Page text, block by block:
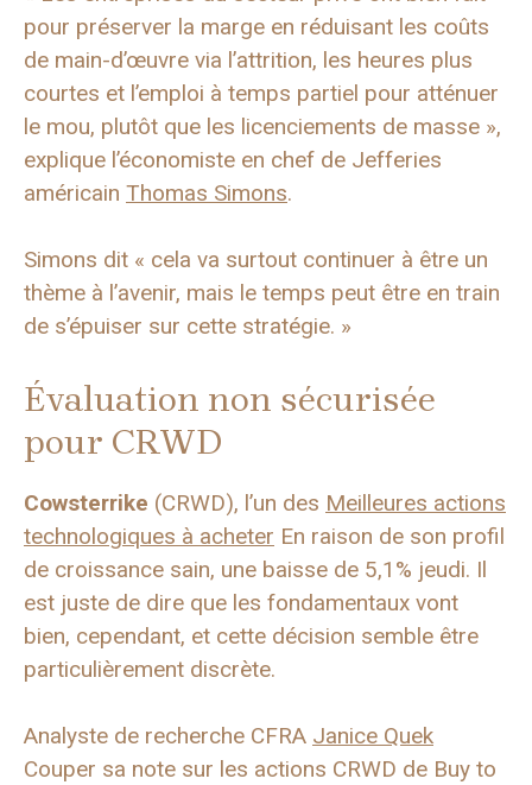
pour préserver la marge en réduisant les coûts
de main-d’œuvre via l’attrition, les heures plus
courtes et l’emploi à temps partiel pour atténuer
le mou, plutôt que les licenciements de masse »,
explique l’économiste en chef de Jefferies
américain Thomas Simons.
Simons dit « cela va surtout continuer à être un
thème à l’avenir, mais le temps peut être en train
de s’épuiser sur cette stratégie. »
Évaluation non sécurisée
pour CRWD
Cowsterrike (CRWD), l’un des Meilleures actions
technologiques à acheter En raison de son profil
de croissance sain, une baisse de 5,1% jeudi. Il
est juste de dire que les fondamentaux vont
bien, cependant, et cette décision semble être
particulièrement discrète.
Analyste de recherche CFRA Janice Quek
Couper sa note sur les actions CRWD de Buy to